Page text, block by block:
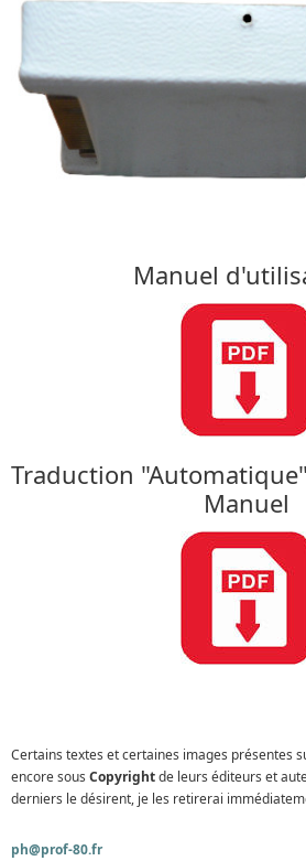
Manuel
Traduction
Manuel
Certains textes et certaines images présentes
encore sous Copyrightde leurs éditeurs et
derniers le désirent, je les retirerai
ph@prof-80.fr